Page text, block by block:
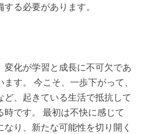
る必要があります。
変化が学習と成長に不可欠であ
す。 今こそ、一歩下がって、
ど、起きている生活で抵抗して
時です。 最初は不快に感じて
なり、新たな可能性を切り開く